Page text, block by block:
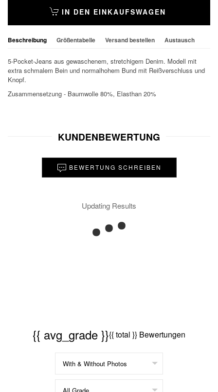
IN DEN EINKAUFSWAGEN
Beschreibung Größentabelle Versand bestellen Austausch
5-Pocket-Jeans aus gewaschenem, stretchigem Denim. Modell mit
extra schmalem Bein und normalhohem Bund mit Reißverschluss und
Knopf.
Zusammensetzung - Baumwolle 80%, Elasthan 20%
KUNDENBEWERTUNG
BEWERTUNG SCHREIBEN
Updating Results
{{ avg_grade }}{{ total }} Bewertungen